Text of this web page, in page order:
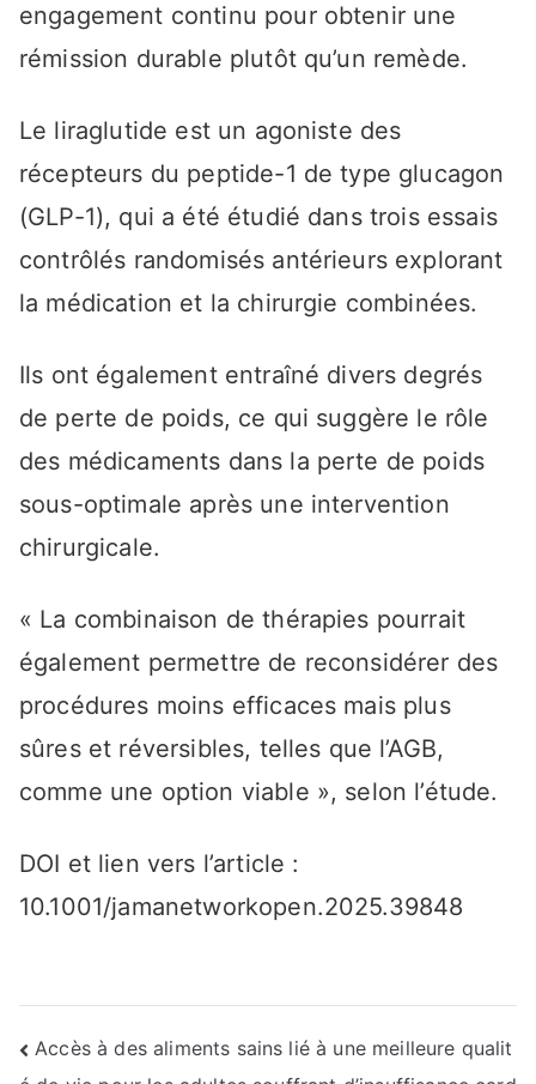
engagement continu pour obtenir une
rémission durable plutôt qu’un remède.
Le liraglutide est un agoniste des
récepteurs du peptide-1 de type glucagon
(GLP-1), qui a été étudié dans trois essais
contrôlés randomisés antérieurs explorant
la médication et la chirurgie combinées.
Ils ont également entraîné divers degrés
de perte de poids, ce qui suggère le rôle
des médicaments dans la perte de poids
sous-optimale après une intervention
chirurgicale.
« La combinaison de thérapies pourrait
également permettre de reconsidérer des
procédures moins efficaces mais plus
sûres et réversibles, telles que l’AGB,
comme une option viable », selon l’étude.
DOI et lien vers l’article :
10.1001/jamanetworkopen.2025.39848
Navigation
Accès à des aliments sains lié à une meilleure qualit